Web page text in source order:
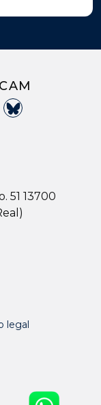
51 13700
legal